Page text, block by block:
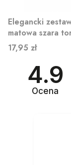
Elegancki
matowa szara
Cena
17,95 zł
4.9
Ocena